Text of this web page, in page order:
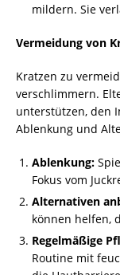
mildern. Sie
Vermeidung von
Kratzen zu
verschlimmern.
unterstützen, den
Ablenkung und
Ablenkung:
Fokus vom
Alternativen
können helfen,
Regelmäßige
Routine mit